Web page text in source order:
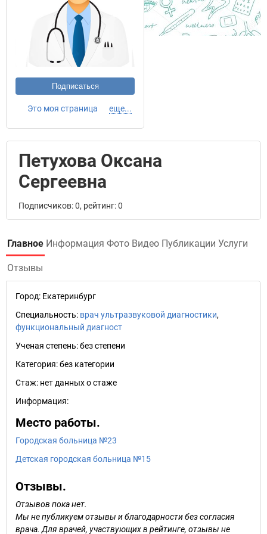
Подписаться
Это моя страница еще...
Петухова Оксана
Сергеевна
Подписчиков: 0, рейтинг: 0
Главное Информация Фото Видео Публикации Услуги
Отзывы
Город: Екатеринбург
Специальность: врач ультразвуковой диагностики,
функциональный диагност
Ученая степень:без степени
Категория:без категории
Стаж: нет данных о стаже
Информация:
Место работы.
Городская больница №23
Детская городская больница №15
Отзывы.
Отзывов пока нет.
Мы не публикуем отзывы и благодарности без согласия
врача. Для врачей, участвующих в рейтинге, отзывы не